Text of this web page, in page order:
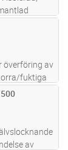
av
är
överföring av
fuktiga
Vid
av